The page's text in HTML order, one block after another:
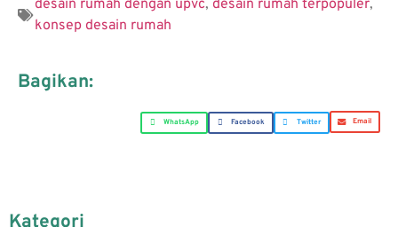
desain rumah dengan upvc, desain rumah terpopuler,
konsep desain rumah
Bagikan:
WhatsApp Facebook Twitter Email
Kategori